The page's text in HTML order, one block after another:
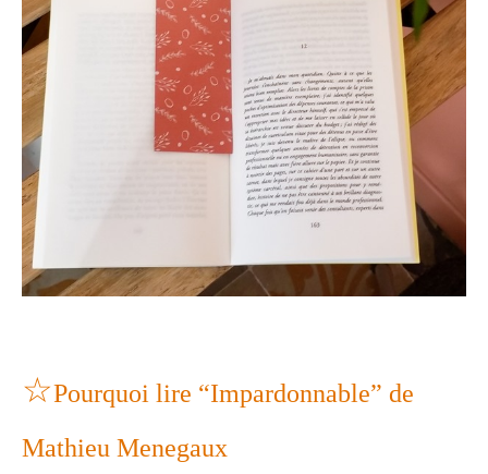
☆Pourquoi lire “Impardonnable” de
Mathieu Menegaux